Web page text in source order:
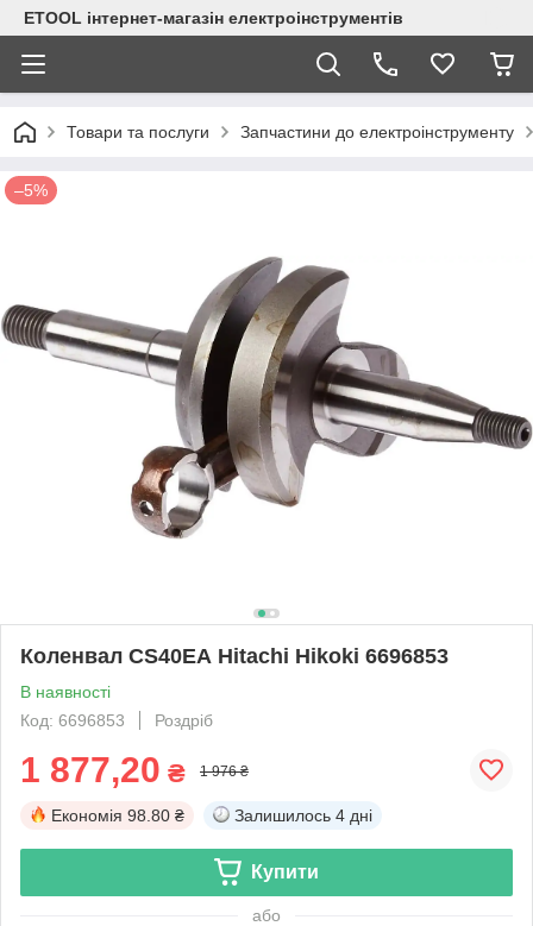
ETOOL інтернет-магазін електроінструментів
Товари та послуги Запчастини до електроінструменту
–5%
Коленвал CS40EА Hitachi Hikoki 6696853
В наявності
Код: 6696853
Роздріб
1 877,20 ₴ 1 976 ₴
Економія 98.80 ₴ Залишилось 4 дні
Купити
або